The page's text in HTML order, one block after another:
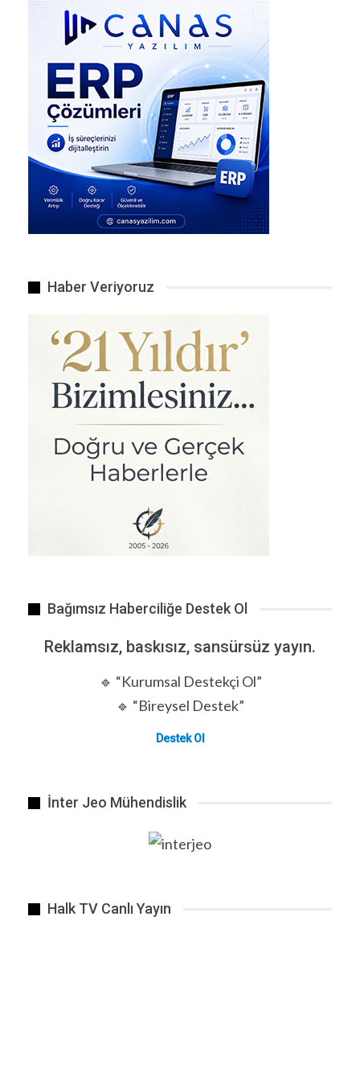
İstanbul Haliç’te bulunan kadın cesedinin kimliği…
Maalesef artık yemiyor…
Laboratuvar ortamında hem yağ hem de kas hücrelerinden…
Haber Veriyoruz
Bağımsız Haberciliğe Destek Ol
Reklamsız, baskısız, sansürsüz yayın.
🔹 “Kurumsal Destekçi Ol”
🔹 “Bireysel Destek”
Destek Ol
İnter Jeo Mühendislik
Halk TV Canlı Yayın